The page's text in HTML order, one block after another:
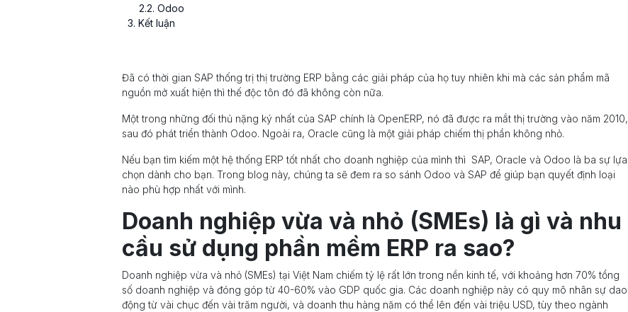
2.2. Odoo
3. Kết luận
Đã có thời gian SAP thống trị thị trường ERP bằng các giải pháp của họ tuy nhiên khi mà các sản phẩm mã
nguồn mở xuất hiện thì thế độc tôn đó đã không còn nữa.
Một trong những đối thủ nặng ký nhất của SAP chính là OpenERP, nó đã được ra mắt thị trường vào năm 2010,
sau đó phát triển thành Odoo. Ngoài ra, Oracle cũng là một giải pháp chiếm thị phần không nhỏ.
Nếu bạn tìm kiếm một hệ thống ERP tốt nhất cho doanh nghiệp của mình thì SAP, Oracle và Odoo là ba sự lựa
chọn dành cho bạn. Trong blog này, chúng ta sẽ đem ra so sánh Odoo và SAP để giúp bạn quyết định loại
nào phù hợp nhất với mình.
Doanh nghiệp vừa và nhỏ (SMEs) là gì và nhu
cầu sử dụng phần mềm ERP ra sao?
Doanh nghiệp vừa và nhỏ (SMEs) tại Việt Nam chiếm tỷ lệ rất lớn trong nền kinh tế, với khoảng hơn 70% tổng
số doanh nghiệp và đóng góp từ 40-60% vào GDP quốc gia​. Các doanh nghiệp này có quy mô nhân sự dao
động từ vài chục đến vài trăm người, và doanh thu hàng năm có thể lên đến vài triệu USD, tùy theo ngành